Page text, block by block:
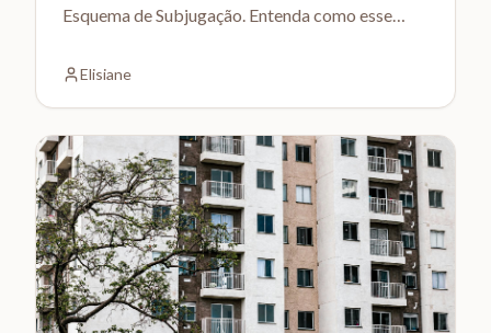
Esquema de Subjugação. Entenda como esse
Elisiane